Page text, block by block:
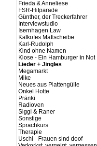
Frieda & Anneliese
FSR-Hitparade
Günther, der Treckerfahrer
Interviewstudio
Isernhagen Law
Kalkofes Mattscheibe
Karl-Rudolph
Kind ohne Namen
Klose - Ein Hamburger in Not
Lieder + Jingles
Megamarkt
Mike
Neues aus Plattengülle
Onkel Hotte
Pränki
Radioven
Siggi & Raner
Sonstige
Sprachkurs
Therapie
Uschi - Frauen sind doof